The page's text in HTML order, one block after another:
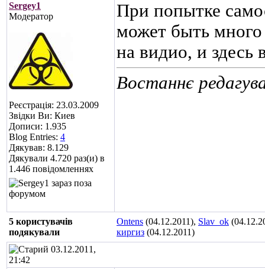
Sergey1
Модератор
Реєстрація: 23.03.2009
Звідки Ви: Киев
Дописи: 1.935
Blog Entries: 4
Дякував: 8.129
Дякували 4.720 раз(и) в
1.446 повідомленнях
При попытке
может быть много
на видио, и
Востаннє
5 користувачів
подякували
Ontens (04.12.2011), Slav_ok
киргиз (04.12.2011)
03.12.2011,
21:42